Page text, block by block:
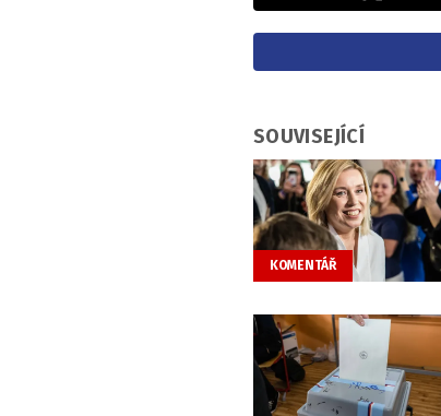
SOUVISEJÍCÍ
KOMENTÁŘ